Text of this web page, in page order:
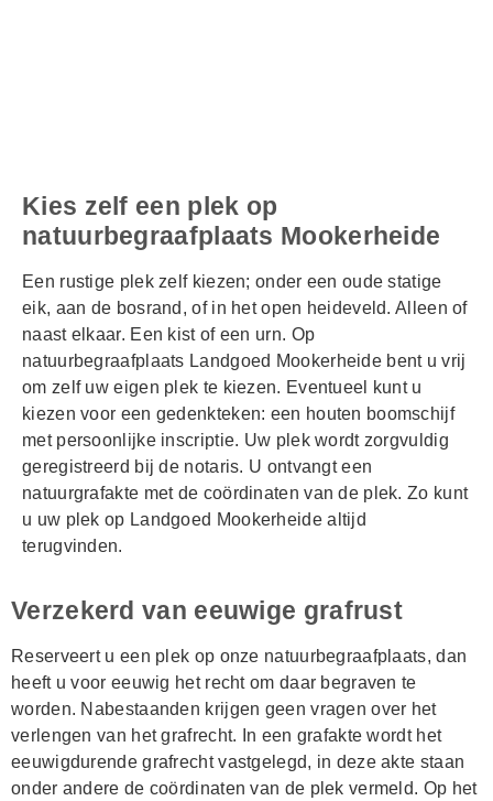
Kies zelf een plek op
natuurbegraafplaats Mookerheide
Een rustige plek zelf kiezen; onder een oude statige
eik, aan de bosrand, of in het open heideveld. Alleen of
naast elkaar. Een kist of een urn. Op
natuurbegraafplaats Landgoed Mookerheide bent u vrij
om zelf uw eigen plek te kiezen. Eventueel kunt u
kiezen voor een gedenkteken: een houten boomschijf
met persoonlijke inscriptie. Uw plek wordt zorgvuldig
geregistreerd bij de notaris. U ontvangt een
natuurgrafakte met de coördinaten van de plek. Zo kunt
u uw plek op Landgoed Mookerheide altijd
terugvinden.
Verzekerd van eeuwige grafrust
Reserveert u een plek op onze natuurbegraafplaats, dan
heeft u voor eeuwig het recht om daar begraven te
worden. Nabestaanden krijgen geen vragen over het
verlengen van het grafrecht. In een grafakte wordt het
eeuwigdurende grafrecht vastgelegd, in deze akte staan
onder andere de coördinaten van de plek vermeld. Op het